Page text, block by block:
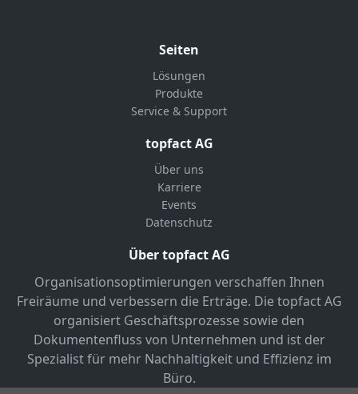
Seiten
Lösungen
Produkte
Service & Support
topfact AG
Über uns
Karriere
Events
Datenschutz
Über topfact AG
Organisationsoptimierungen verschaffen Ihnen
Freiräume und verbessern die Erträge. Die topfact AG
organisiert Geschäftsprozesse sowie den
Dokumentenfluss von Unternehmen und ist der
Spezialist für mehr Nachhaltigkeit und Effizienz im
Büro.